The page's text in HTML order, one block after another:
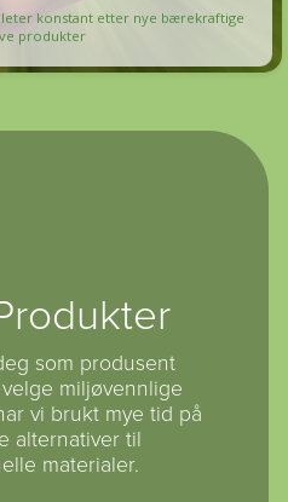
konstant etter nye bærekraftige
produkter
som produsent
miljøvennlige
vi brukt mye tid på
alternativer til
materialer.